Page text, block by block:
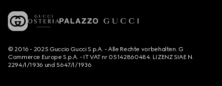
© 2016 - 2025 Guccio Gucci S.p.A. - Alle Rechte vorbehalten. G
Commerce Europe S.p.A. - IT VAT nr 05142860484. LIZENZ SIAE N.
2294/I/1936 und 5647/I/1936